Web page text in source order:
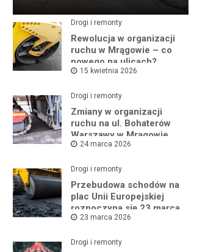
Drogi i remonty
Rewolucja w organizacji
ruchu w Mrągowie – co
nowego na ulicach?
15 kwietnia 2026
Drogi i remonty
Zmiany w organizacji
ruchu na ul. Bohaterów
Warszawy w Mrągowie
24 marca 2026
Drogi i remonty
Przebudowa schodów na
plac Unii Europejskiej
rozpoczyna się 23 marca
23 marca 2026
Drogi i remonty